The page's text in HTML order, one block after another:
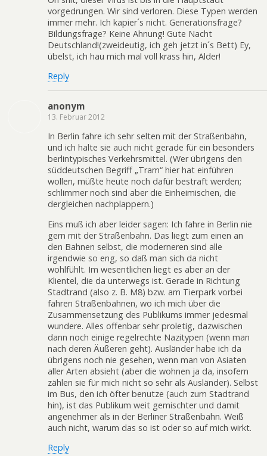
vorgedrungen. Wir sind verloren. Diese Typen werden
immer mehr. Ich kapier´s nicht. Generationsfrage?
Bildungsfrage? Keine Ahnung! Gute Nacht
Deutschland!(zweideutig, ich geh jetzt in´s Bett) Ey,
übelst, ich hau mich mal voll krass hin, Alder!
Reply
anonym
13. Februar 2012
In Berlin fahre ich sehr selten mit der Straßenbahn,
und ich halte sie auch nicht gerade für ein besonders
berlintypisches Verkehrsmittel. (Wer übrigens den
süddeutschen Begriff „Tram“ hier hat einführen
wollen, müßte heute noch dafür bestraft werden;
schlimmer noch sind aber die Einheimischen, die
dergleichen nachplappern.)
Eins muß ich aber leider sagen: Ich fahre in Berlin nie
gern mit der Straßenbahn. Das liegt zum einen an
den Bahnen selbst, die moderneren sind alle
irgendwie so eng, so daß man sich da nicht
wohlfühlt. Im wesentlichen liegt es aber an der
Klientel, die da unterwegs ist. Gerade in Richtung
Stadtrand (also z. B. M8) bzw. am Tierpark vorbei
fahren Straßenbahnen, wo ich mich über die
Zusammensetzung des Publikums immer jedesmal
wundere. Alles offenbar sehr proletig, dazwischen
dann noch einige regelrechte Nazitypen (wenn man
nach deren Äußeren geht). Ausländer habe ich da
übrigens noch nie gesehen, wenn man von Asiaten
aller Arten absieht (aber die wohnen ja da, insofern
zählen sie für mich nicht so sehr als Ausländer). Selbst
im Bus, den ich öfter benutze (auch zum Stadtrand
hin), ist das Publikum weit gemischter und damit
angenehmer als in der Berliner Straßenbahn. Weiß
auch nicht, warum das so ist oder so auf mich wirkt.
Reply